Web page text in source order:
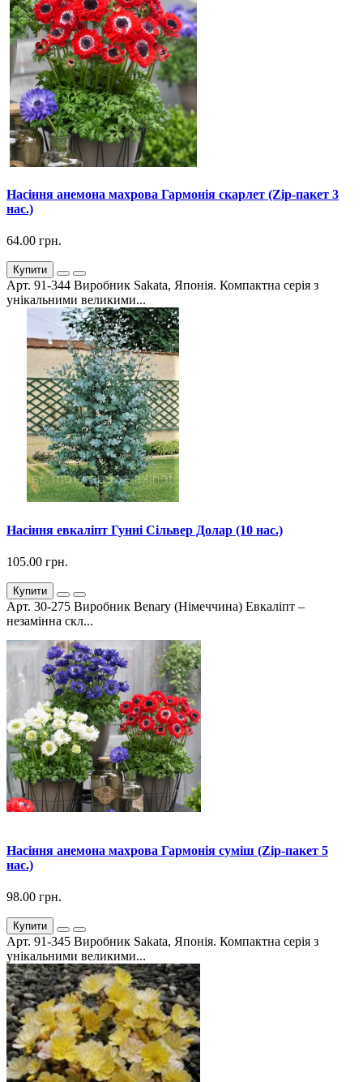
Насіння анемона махрова Гармонія скарлет (Zip-пакет 3
нас.)
64.00 грн.
Купити
Арт. 91-344 Виробник Sakata, Японія. Компактна серія з
унікальними великими...
Насіння евкаліпт Гунні Сільвер Долар (10 нас.)
105.00 грн.
Купити
Арт. 30-275 Виробник Benary (Німеччина) Евкаліпт –
незамінна скл...
Насіння анемона махрова Гармонія суміш (Zip-пакет 5
нас.)
98.00 грн.
Купити
Арт. 91-345 Виробник Sakata, Японія. Компактна серія з
унікальними великими...